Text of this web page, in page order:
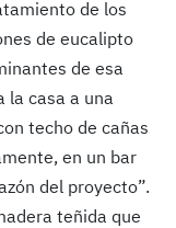
de los
de eucalipto
de esa
la casa a una
techo de cañas
en un bar
del proyecto”.
teñida que